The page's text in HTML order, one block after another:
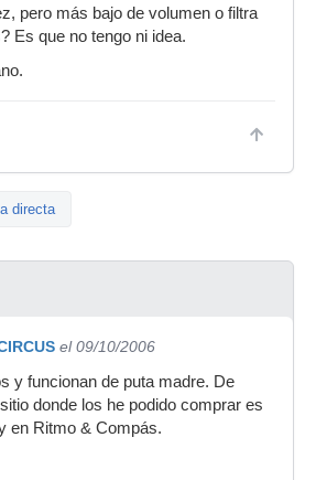
pero más bajo de volumen o filtra
Es que no tengo ni idea.
directa
el 09/10/2006
y funcionan de puta madre. De
donde los he podido comprar es
en Ritmo & Compás.